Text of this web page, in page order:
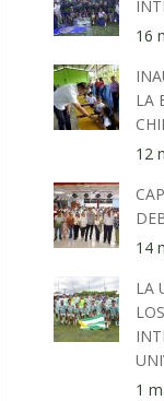
16
LA
12
14
LA
1